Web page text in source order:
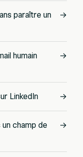
paraître un
→
humain
→
LinkedIn →
champ de
→